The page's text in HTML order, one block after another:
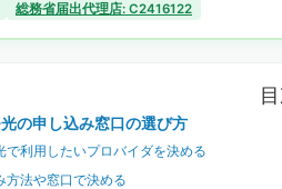
総務省届出代理店: C2416122
光の申し込み窓口の選び方
で利用したいプロバイダを決める
方法や窓口で決める